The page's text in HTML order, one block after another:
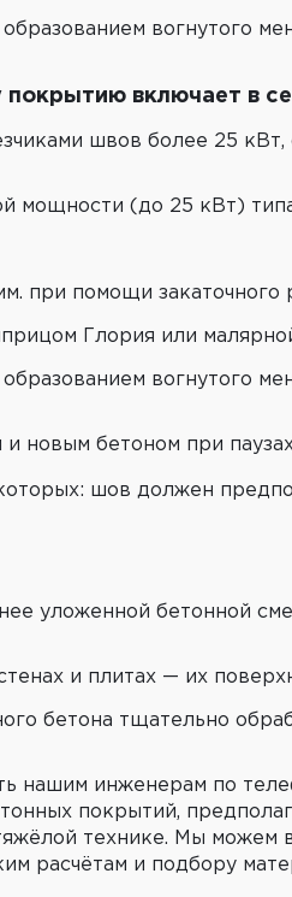
вогнутого
включает в
швов более 25
мощности (до 25 кВт)
при помощи закаточного
Глория или
вогнутого
новым бетоном при
шов должен
уложенной бетонной
и плитах — их
бетона тщательно
нашим инженерам по
покрытий,
технике. Мы можем
расчётам и подбору